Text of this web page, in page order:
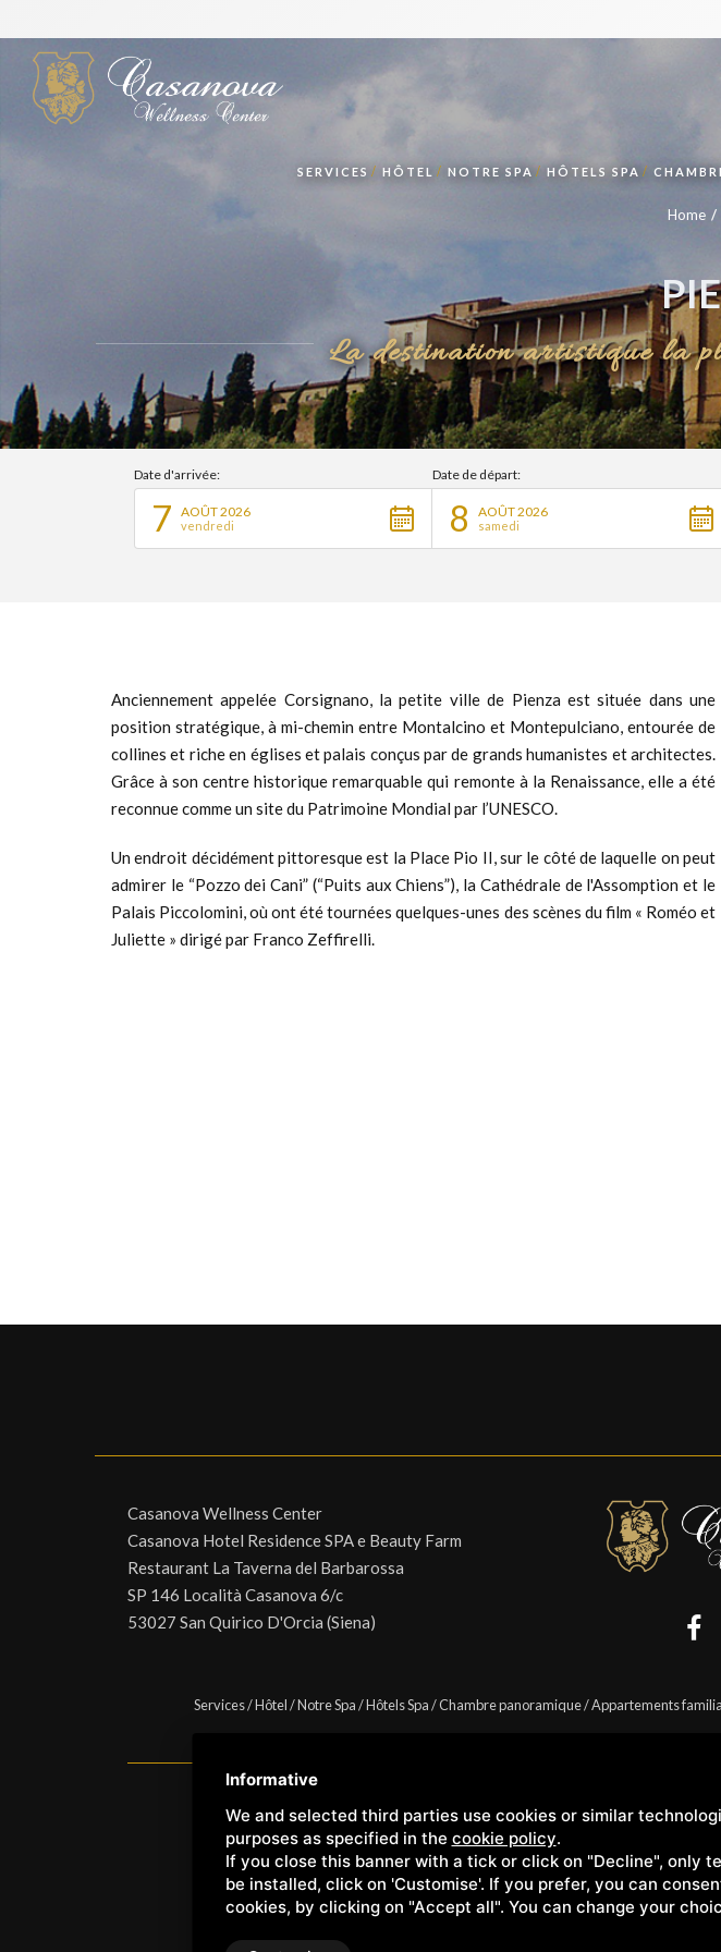
Informative
We and selected third parties use cookies or similar
purposes as specified in the cookie policy.
If you close this banner with a tick or click on "Decline", only
be installed, click on 'Customise'. If you prefer, you can
cookies, by clicking on "Accept all". You can change your
SERVICES HÔTEL NOTRE SPA HÔTELS SPA
Home
La destination artistique la
Date d'arrivée:
7 AOÛT 2026
vendredi
Date de départ:
8 AOÛT 2026
samedi
Anciennement appelée Corsignano, la petite ville de Pienza est située dans une
position stratégique, à mi-chemin entre Montalcino et Montepulciano, entourée de
collines et riche en églises et palais conçus par de grands humanistes et architectes.
Grâce à son centre historique remarquable qui remonte à la Renaissance, elle a été
reconnue comme un site du Patrimoine Mondial par l’UNESCO.
Un endroit décidément pittoresque est la Place Pio II, sur le côté de laquelle on peut
admirer le “Pozzo dei Cani” (“Puits aux Chiens”), la Cathédrale de l'Assomption et le
Palais Piccolomini, où ont été tournées quelques-unes des scènes du film « Roméo et
Juliette » dirigé par Franco Zeffirelli.
Casanova Wellness Center
Casanova Hotel Residence SPA e Beauty Farm
Restaurant La Taverna del Barbarossa
SP 146 Località Casanova 6/c
53027 San Quirico D'Orcia (Siena)
Services/Hôtel/Notre Spa/Hôtels Spa/Chambre panoramique/Appartements
Copyright © Wellness Center Casanova s.r.l. | S.S. 146 Località